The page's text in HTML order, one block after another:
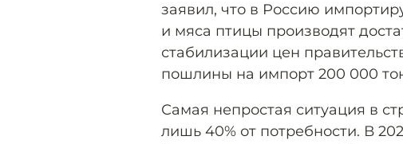
заявил, что в Россию
и мяса птицы производят
стабилизации цен
пошлины на импорт 200 000
Самая непростая ситуация в
лишь 40% от потребности. В